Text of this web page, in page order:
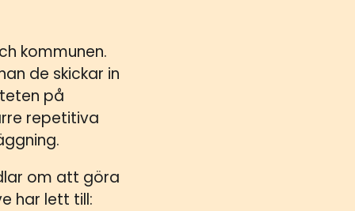
kommunen.
de skickar in
på
repetitiva
om att göra
har lett till: